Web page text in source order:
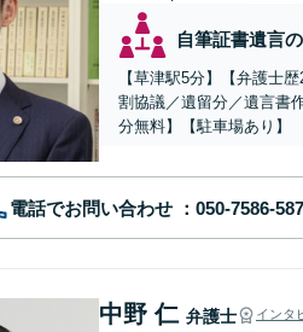
自筆証書遺言
【草津駅5分】【弁護士
割協議／遺留分／遺言書
分無料】【駐車場あり】
電話でお問い合わせ
中野 仁 弁護士 インタ